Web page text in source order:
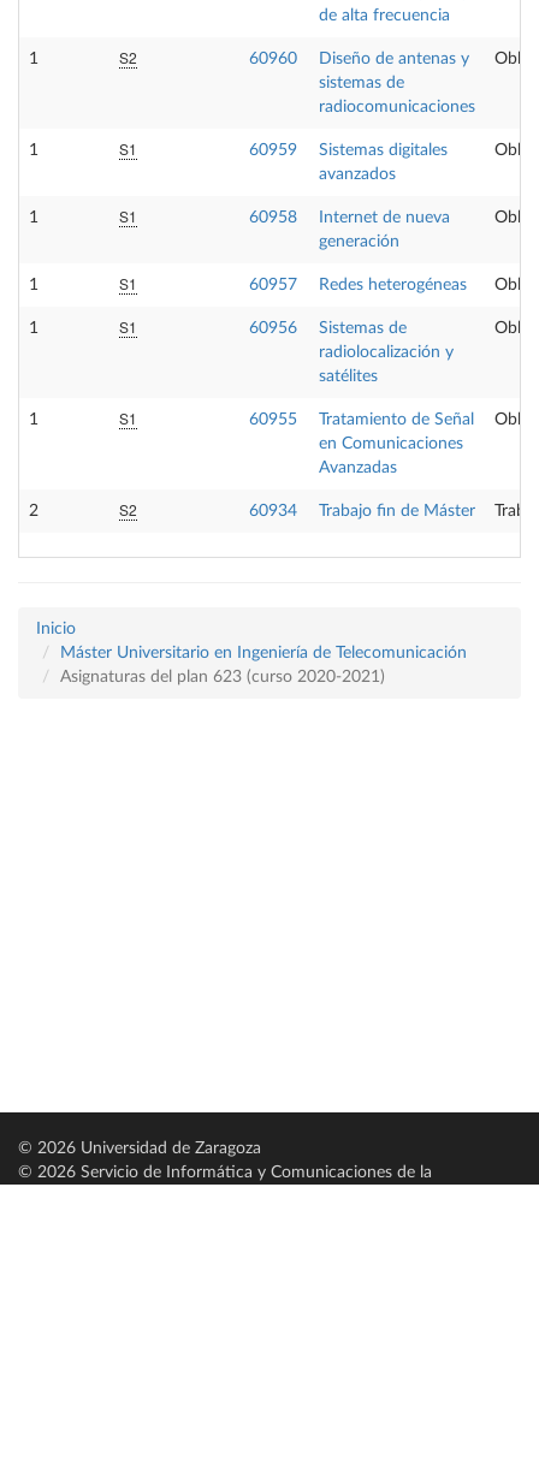
de alta frecuencia
1 S2 60960
Diseño de antenas y
sistemas de
radiocomunicaciones
1 S1 60959
Sistemas digitales
avanzados
1 S1 60958
Internet de nueva
generación
1 S1 60957 Redes heterogéneas
1 S1 60956
Sistemas de
radiolocalización y
satélites
1 S1 60955
Tratamiento de Señal
en Comunicaciones
Avanzadas
2 S2 60934 Trabajo fin de Máster
Inicio
Máster Universitario en Ingeniería de Telecomunicación
Asignaturas del plan 623 (curso 2020-2021)
© 2026 Universidad de Zaragoza
© 2026 Servicio de Informática y Comunicaciones de la